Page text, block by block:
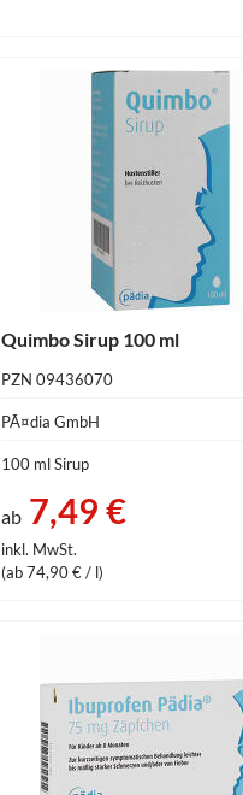
Quimbo Sirup 100 ml
PZN 09436070
PÃ¤dia GmbH
100 ml Sirup
ab7,49 €
inkl. MwSt.
(ab 74,90 € / l)